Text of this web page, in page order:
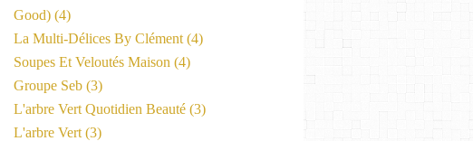
Good) (4)
La Multi-Délices By Clément (4)
Soupes Et Veloutés Maison (4)
Groupe Seb (3)
L'arbre Vert Quotidien Beauté (3)
L'arbre Vert (3)